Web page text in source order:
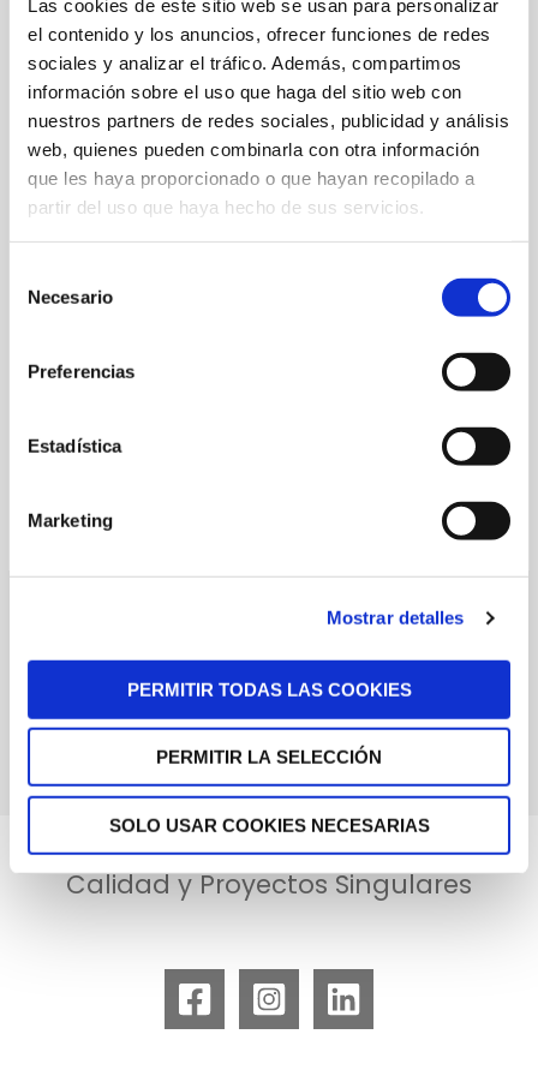
Las cookies de este sitio web se usan para personalizar
el contenido y los anuncios, ofrecer funciones de redes
sociales y analizar el tráfico. Además, compartimos
información sobre el uso que haga del sitio web con
nuestros partners de redes sociales, publicidad y análisis
web, quienes pueden combinarla con otra información
que les haya proporcionado o que hayan recopilado a
partir del uso que haya hecho de sus servicios.
Necesario
Preferencias
Estadística
Marketing
Mostrar detalles
PERMITIR TODAS LAS COOKIES
PERMITIR LA SELECCIÓN
SOLO USAR COOKIES NECESARIAS
5 ideas para
reformar tu casa en
verano
Ideas/admin
para hacer unos cambios en casa, estás en lo cierto.
Desde Cortén Construcciones te queremos ayudar con 5
espacio con el que siempre soñaste. Puertas y ventanas
Leer más »
Especialistas en obras de Alta
Calidad y Proyectos Singulares